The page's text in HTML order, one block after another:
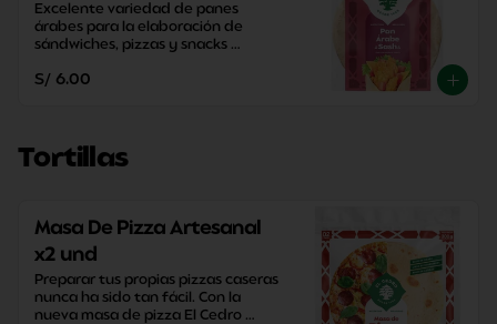
Excelente variedad de panes
árabes para la elaboración de
sándwiches, pizzas y snacks
entre familia y amigos.
S/ 6.00
Tortillas
Masa De Pizza Artesanal
x2 und
Preparar tus propias pizzas caseras
nunca ha sido tan fácil. Con la
nueva masa de pizza El Cedro